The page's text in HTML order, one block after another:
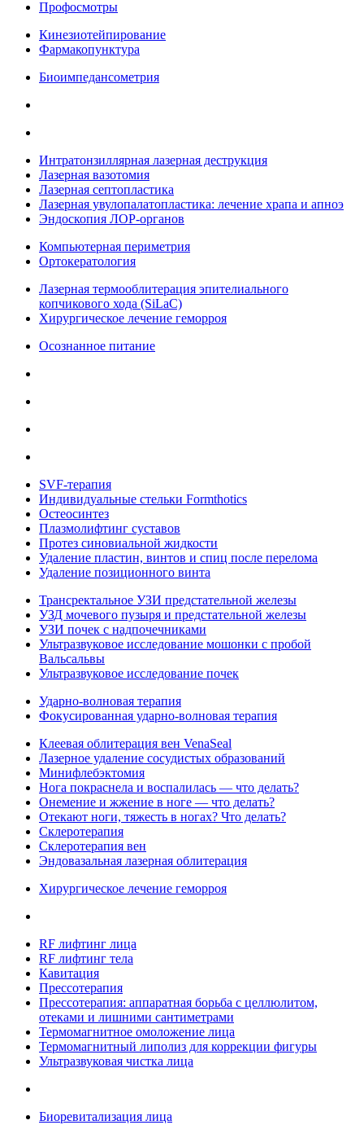
Профосмотры
Кинезиотейпирование
Фармакопунктура
Биоимпедансометрия
Интратонзиллярная лазерная деструкция
Лазерная вазотомия
Лазерная септопластика
Лазерная увулопалатопластика: лечение храпа и апноэ
Эндоскопия ЛОР-органов
Компьютерная периметрия
Ортокератология
Лазерная термооблитерация эпителиального
копчикового хода (SiLaC)
Хирургическое лечение геморроя
Осознанное питание
SVF-терапия
Индивидуальные стельки Formthotics
Остеосинтез
Плазмолифтинг суставов
Протез синовиальной жидкости
Удаление пластин, винтов и спиц после перелома
Удаление позиционного винта
Трансректальное УЗИ предстательной железы
УЗД мочевого пузыря и предстательной железы
УЗИ почек с надпочечниками
Ультразвуковое исследование мошонки с пробой
Вальсальвы
Ультразвуковое исследование почек
Ударно-волновая терапия
Фокусированная ударно-волновая терапия
Клеевая облитерация вен VenaSeal
Лазерное удаление сосудистых образований
Минифлебэктомия
Нога покраснела и воспалилась — что делать?
Онемение и жжение в ноге — что делать?
Отекают ноги, тяжесть в ногах? Что делать?
Склеротерапия
Склеротерапия вен
Эндовазальная лазерная облитерация
Хирургическое лечение геморроя
RF лифтинг лица
RF лифтинг тела
Кавитация
Прессотерапия
Прессотерапия: аппаратная борьба с целлюлитом,
отеками и лишними сантиметрами
Термомагнитное омоложение лица
Термомагнитный липолиз для коррекции фигуры
Ультразвуковая чистка лица
Биоревитализация лица